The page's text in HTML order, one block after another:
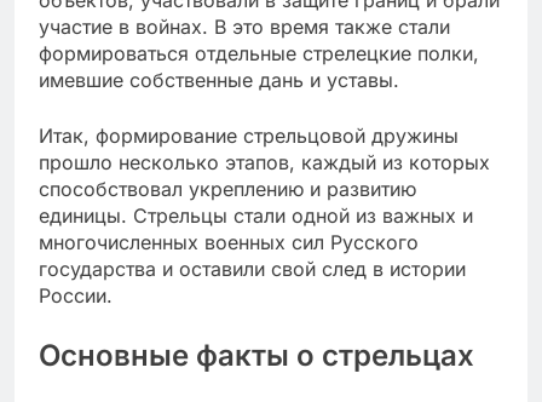
участие в войнах. В это время также стали
формироваться отдельные стрелецкие полки,
имевшие собственные дань и уставы.
Итак, формирование стрельцовой дружины
прошло несколько этапов, каждый из которых
способствовал укреплению и развитию
единицы. Стрельцы стали одной из важных и
многочисленных военных сил Русского
государства и оставили свой след в истории
России.
Основные факты о стрельцах